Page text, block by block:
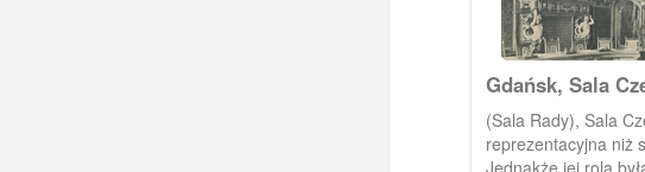
Gdańsk, Sala
Ratuszu
(Sala Rady), Sala
reprezentacyjna niż
Jednakże jej rola